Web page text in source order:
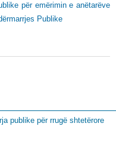
për emërimin e anëtarëve
Publike
publike për rrugë shtetërore